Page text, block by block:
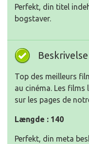
Perfekt, din titel
bogstaver.
Beskrivelse
Top des meilleurs
au cinéma. Les films
sur les pages de
Længde : 140
Perfekt, din meta